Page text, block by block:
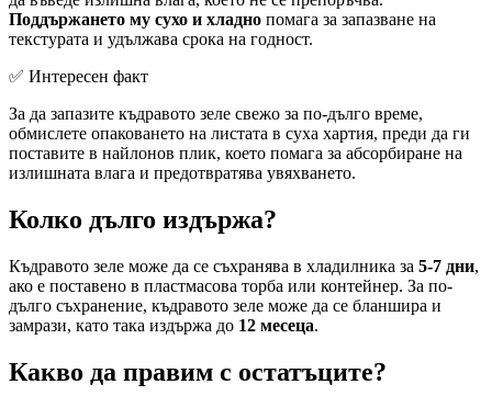
Поддържането му сухо и хладно помага за запазване на
текстурата и удължава срока на годност.
✅ Интересен факт
За да запазите къдравото зеле свежо за по-дълго време,
обмислете опаковането на листата в суха хартия, преди да ги
поставите в найлонов плик, което помага за абсорбиране на
излишната влага и предотвратява увяхването.
Колко дълго издържа?
Къдравото зеле може да се съхранява в хладилника за 5-7 дни,
ако е поставено в пластмасова торба или контейнер. За по-
дълго съхранение, къдравото зеле може да се бланшира и
замрази, като така издържа до 12 месеца.
Какво да правим с остатъците?